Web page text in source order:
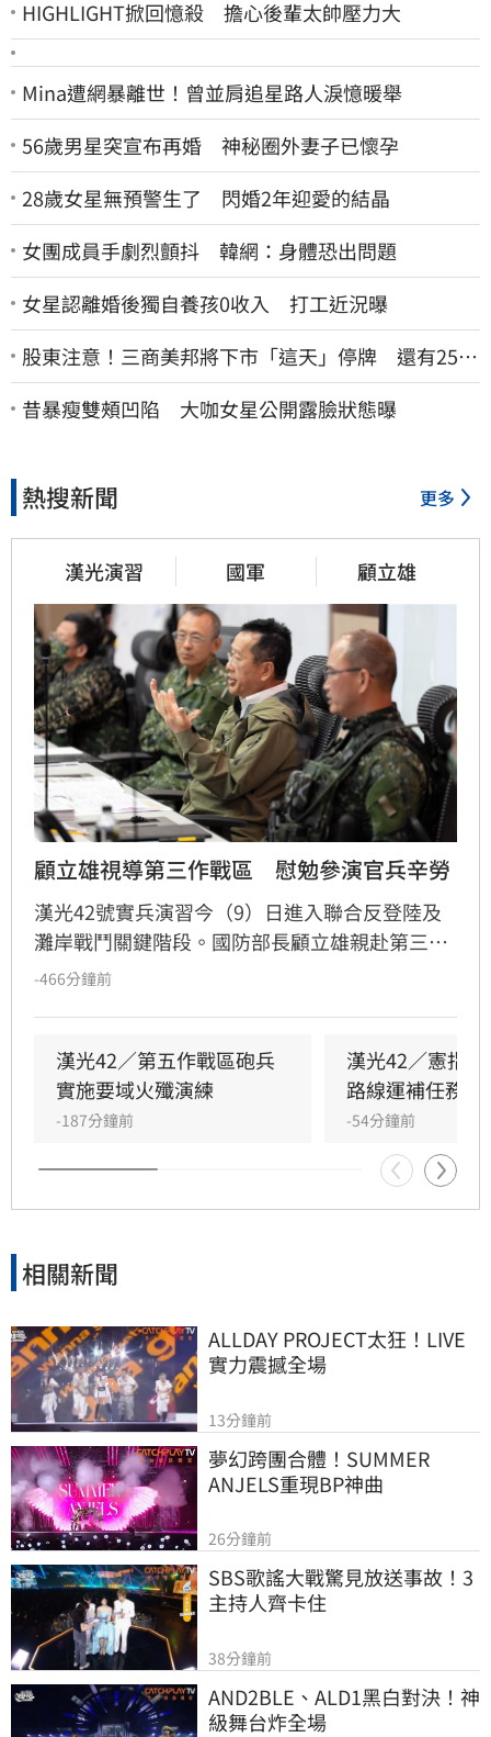
HIGHLIGHT掀回憶殺 擔心後輩太帥壓力大
Mina遭網暴離世！曾並肩追星路人淚憶暖舉
56歲男星突宣布再婚 神秘圈外妻子已懷孕
28歲女星無預警生了 閃婚2年迎愛的結晶
女團成員手劇烈顫抖 韓網：身體恐出問題
女星認離婚後獨自養孩0收入 打工近況曝
股東注意！三商美邦將下市「這天」停牌 還有252
名千張大戶
昔暴瘦雙頰凹陷 大咖女星公開露臉狀態曝
熱搜新聞 更多
漢光演習 國軍 顧立雄
顧立雄視導第三作戰區　慰勉參演官兵辛勞
漢光42號實兵演習今（9）日進入聯合反登陸及
灘岸戰鬥關鍵階段。國防部長顧立雄親赴第三作
戰區視導聯合火力協調中心，針對擊殺鏈構成、
合多元打擊能力，朝自動化、高效能方向精進，
以提升整體防衛效能。他同時肯定參演官兵辛
勞，期勉部隊秉持從嚴、從難原則，透過扎實訓
練強化臨戰應變能力，確保國家安全與防衛韌
性。此次演習展現國軍落實聯合反登陸戰術規
劃，積極強化現代化戰場之聯合作戰思維與戰
-466分鐘前
漢光42／第五作戰區砲兵
實施要域火殲演練
-187分鐘前
漢光42／憲指
路線運補任務演
-54分鐘前
相關新聞
ALLDAY PROJECT太狂！LIVE
實力震撼全場
13分鐘前
夢幻跨團合體！SUMMER
ANJELS重現BP神曲
26分鐘前
SBS歌謠大戰驚見放送事故！3
主持人齊卡住
38分鐘前
AND2BLE、ALD1黑白對決！神
級舞台炸全場